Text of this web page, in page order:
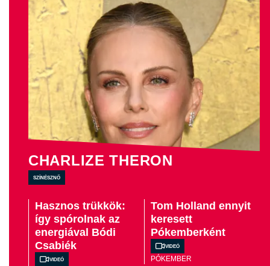
CHARLIZE THERON
színésznő
Hasznos trükkök:
így spórolnak az
energiával Bódi
Csabiék
Videó
Tom Holland ennyit
keresett
Pókemberként
Videó
PÓKEMBER